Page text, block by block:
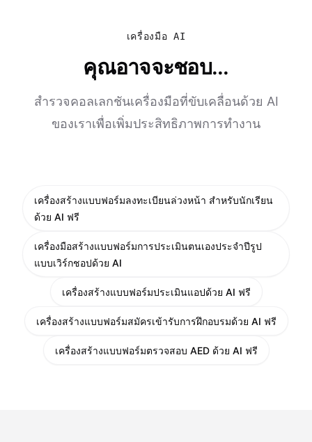
เครื่องมือ AI
คุณอาจจะชอบ...
สำรวจคอลเลกชันเครื่องมือที่ขับเคลื่อนด้วย AI
ของเราเพื่อเพิ่มประสิทธิภาพการทำงาน
เครื่องสร้างแบบฟอร์มลงทะเบียนล่วงหน้า สำหรับนักเรียน
ด้วย AI ฟรี
เครื่องมือสร้างแบบฟอร์มการประเมินตนเองประจำปีรูป
แบบเวิร์กชอปด้วย AI
เครื่องสร้างแบบฟอร์มประเมินแอปด้วย AI ฟรี
เครื่องสร้างแบบฟอร์มสมัครเข้ารับการฝึกอบรมด้วย AI ฟรี
เครื่องสร้างแบบฟอร์มตรวจสอบ AED ด้วย AI ฟรี